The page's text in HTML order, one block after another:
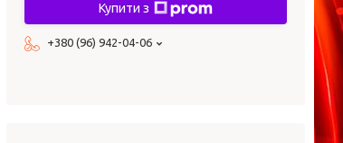
Купити з
+380 (96) 942-04-06